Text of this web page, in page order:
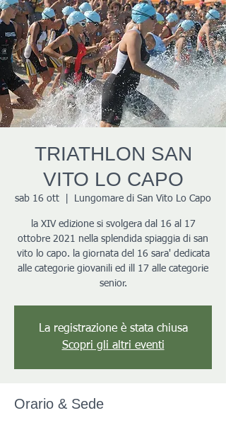
TRIATHLON SAN
VITO LO CAPO
sab 16 ott Lungomare di San Vito Lo Capo
la XIV edizione si svolgera dal 16 al 17
ottobre 2021 nella splendida spiaggia di san
vito lo capo. la giornata del 16 sara' dedicata
alle categorie giovanili ed ill 17 alle categorie
senior.
La registrazione è stata chiusa
Scopri gli altri eventi
Orario & Sede